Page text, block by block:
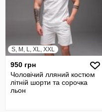
S, M, L, XL, XXL
950 грн
Чоловічий лляний костюм
літній шорти та сорочка
льон